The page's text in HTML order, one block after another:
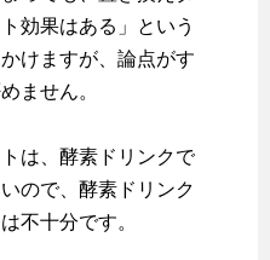
効果はある」という
けますが、論点がす
ません。
は、酵素ドリンクで
ので、酵素ドリンク
不十分です。